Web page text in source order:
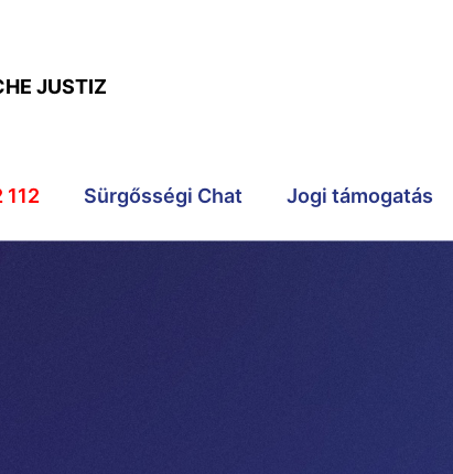
JUSTIZ
112 Sürgősségi Chat Jogi támogatás